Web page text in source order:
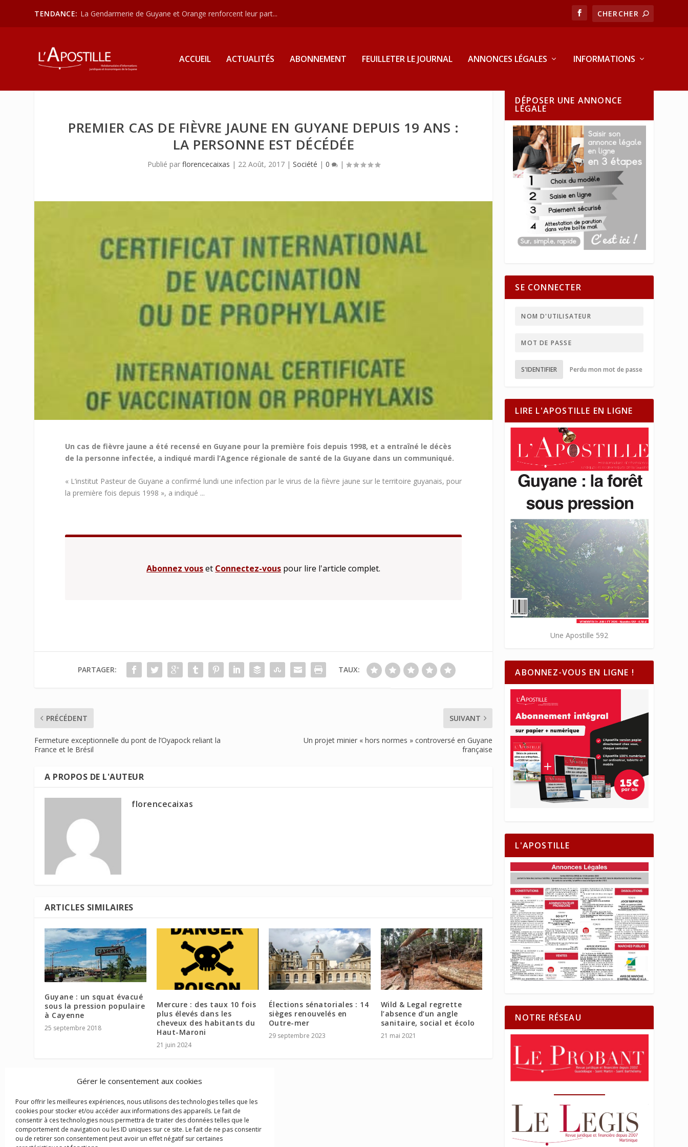
Gérer le consentement aux cookies
Pour offrir les meilleures expériences, nous utilisons des technologies telles que les
cookies pour stocker et/ou accéder aux informations des appareils. Le fait de
consentir à ces technologies nous permettra de traiter des données telles que le
comportement de navigation ou les ID uniques sur ce site. Le fait de ne pas consentir
ou de retirer son consentement peut avoir un effet négatif sur certaines
TENDANCE: La Gendarmerie de Guyane et Orange renforcent leur part...
ACCUEIL ACTUALITÉS ABONNEMENT FEUILLETER LE JOURNAL ANNONCES LÉGALES INFORMATIONS
PREMIER CAS DE FIÈVRE JAUNE EN GUYANE DEPUIS 19 ANS :
LA PERSONNE EST DÉCÉDÉE
Publié par florencecaixas | 22 Août, 2017| Société | 0 |
Un cas de fièvre jaune a été recensé en Guyane pour la première fois depuis 1998, et a entraîné le décès
de la personne infectée, a indiqué mardi l’Agence régionale de santé de la Guyane dans un communiqué.
« L’institut Pasteur de Guyane a confirmé lundi une infection par le virus de la fièvre jaune sur le territoire guyanais, pour
la première fois depuis 1998 », a indiqué ...
Abonnez vouset Connectez-vous pour lire l'article complet.
PARTAGER: TAUX:
PRÉCÉDENT
Fermeture exceptionnelle du pont de l’Oyapock reliant la
France et le Brésil
SUIVANT
Un projet minier « hors normes » controversé en Guyane
française
A PROPOS DE L'AUTEUR
florencecaixas
ARTICLES SIMILAIRES
Guyane : un squat évacué
sous la pression populaire
à Cayenne
25 septembre 2018
Mercure : des taux 10 fois
plus élevés dans les
cheveux des habitants du
Haut-Maroni
21 juin 2024
Élections sénatoriales : 14
sièges renouvelés en
Outre-mer
29 septembre 2023
Wild & Legal regrette
l’absence d’un angle
sanitaire, social et écolo
21 mai 2021
DÉPOSER UNE ANNONCE
LÉGALE
SE CONNECTER
S'IDENTIFIER Perdu mon mot de passe
LIRE L'APOSTILLE EN LIGNE
Une Apostille 592
ABONNEZ-VOUS EN LIGNE !
L'APOSTILLE
NOTRE RÉSEAU